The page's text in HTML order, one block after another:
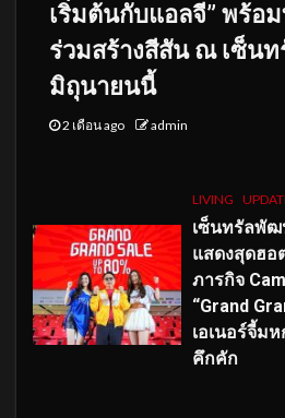
เริ่มต้นกับแอลจี” พร้อ
ร่วมสร้างสีสัน ณ เซ็นท
มิถุนายนนี้
2 เดือน ago admin
LIVING
เซ็นทรัลพัฒ
แสดงสุดฮอ
ภารกิจ
“Grand
เอเนอร์จี้ม
คึกคัก